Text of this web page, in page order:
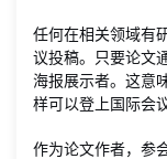
任何在相关领域有
议投稿。只要论文
海报展示者。这意
样可以登上国际会
作为论文作者，参